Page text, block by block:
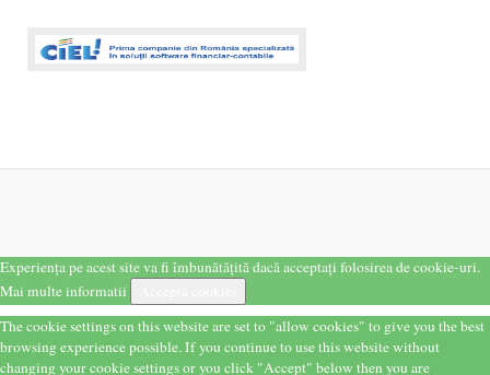
Experiența pe acest site va fi îmbunătățită dacă acceptați folosirea de cookie-uri.
Mai multe informatii
The cookie settings on this website are set to "allow cookies" to give you the best
browsing experience possible. If you continue to use this website without
changing your cookie settings or you click "Accept" below then you are